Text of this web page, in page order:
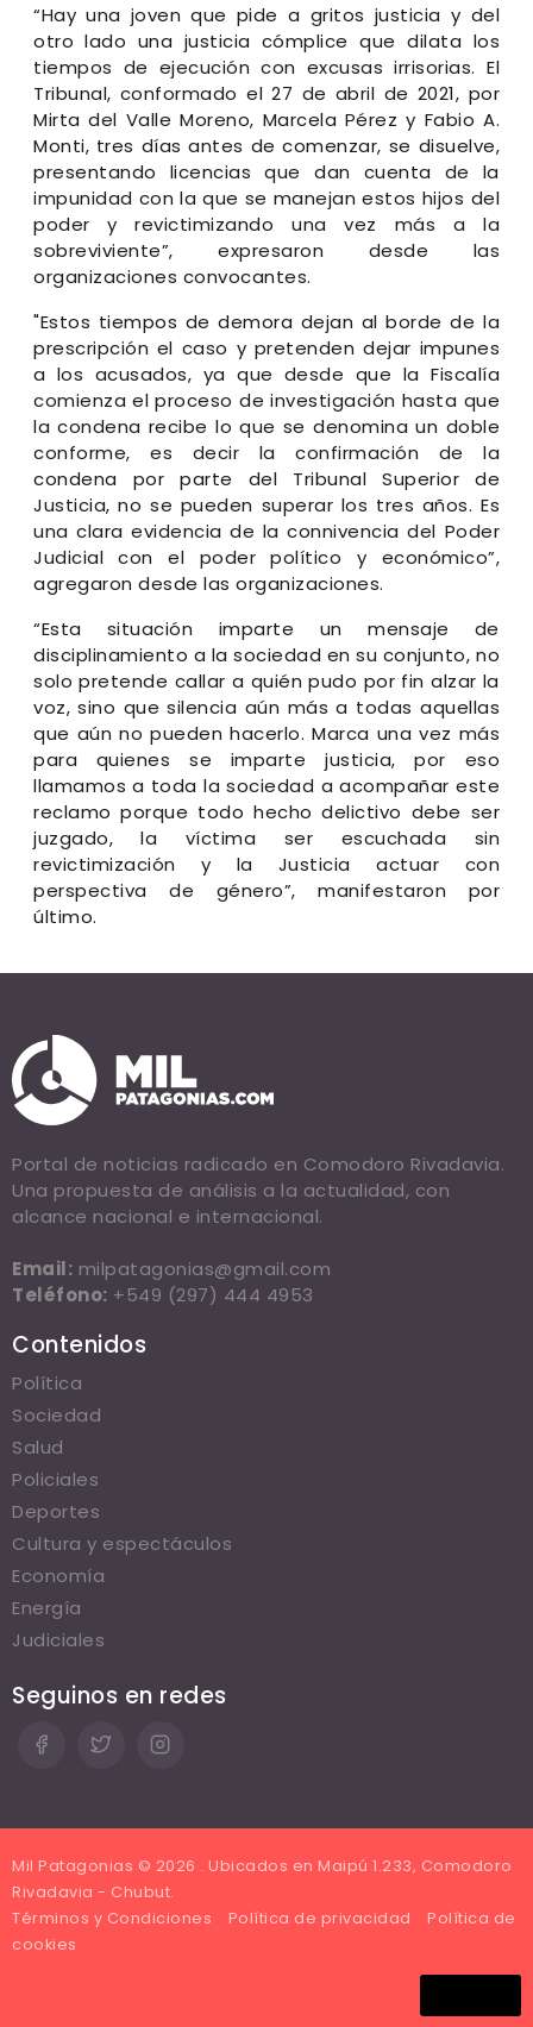
“Hay una joven que pide a gritos justicia y del
otro lado una justicia cómplice que dilata los
tiempos de ejecución con excusas irrisorias. El
Tribunal, conformado el 27 de abril de 2021, por
Mirta del Valle Moreno, Marcela Pérez y Fabio A.
Monti, tres días antes de comenzar, se disuelve,
presentando licencias que dan cuenta de la
impunidad con la que se manejan estos hijos del
poder y revictimizando una vez más a la
sobreviviente”, expresaron desde las
organizaciones convocantes.
"Estos tiempos de demora dejan al borde de la
prescripción el caso y pretenden dejar impunes
a los acusados, ya que desde que la Fiscalía
comienza el proceso de investigación hasta que
la condena recibe lo que se denomina un doble
conforme, es decir la confirmación de la
condena por parte del Tribunal Superior de
Justicia, no se pueden superar los tres años. Es
una clara evidencia de la connivencia del Poder
Judicial con el poder político y económico”,
agregaron desde las organizaciones.
“Esta situación imparte un mensaje de
disciplinamiento a la sociedad en su conjunto, no
solo pretende callar a quién pudo por fin alzar la
voz, sino que silencia aún más a todas aquellas
que aún no pueden hacerlo. Marca una vez más
para quienes se imparte justicia, por eso
llamamos a toda la sociedad a acompañar este
reclamo porque todo hecho delictivo debe ser
juzgado, la víctima ser escuchada sin
revictimización y la Justicia actuar con
perspectiva de género”, manifestaron por
último.
Portal de noticias radicado en Comodoro Rivadavia.
Una propuesta de análisis a la actualidad, con
alcance nacional e internacional.
Email: milpatagonias@gmail.com
Teléfono: +549 (297) 444 4953
Contenidos
Política
Sociedad
Salud
Policiales
Deportes
Cultura y espectáculos
Economía
Energía
Judiciales
Seguinos en redes
Mil Patagonias © 2026 . Ubicados en Maipú 1.233, Comodoro
Rivadavia - Chubut.
Términos y Condiciones
Política de privacidad
Política de
cookies